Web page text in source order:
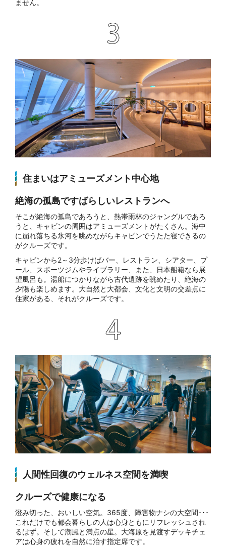
ません。
住まいはアミューズメント中心地
絶海の孤島ですばらしいレストランへ
そこが絶海の孤島であろうと、熱帯雨林のジャングルであろ
うと、キャビンの周囲はアミューズメントがたくさん。海中
に崩れ落ちる氷河を眺めながらキャビンでうたた寝できるの
がクルーズです。
キャビンから2～3分歩けばバー、レストラン、シアター、プ
ール、スポーツジムやライブラリー、また、日本船籍なら展
望風呂も。湯船につかりながら古代遺跡を眺めたり、絶海の
夕陽も楽しめます。大自然と大都会、文化と文明の交差点に
住家がある、それがクルーズです。
人間性回復のウェルネス空間を満喫
クルーズで健康になる
澄み切った、おいしい空気。365度、障害物ナシの大空間･･･
これだけでも都会暮らしの人は心身ともにリフレッシュされ
るはず。そして潮風と満点の星。大海原を見渡すデッキチェ
アは心身の疲れを自然に治す指定席です。